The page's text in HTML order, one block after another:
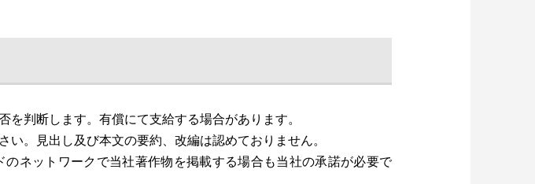
判断します。有償にて支給する場合があります。
。見出し及び本文の要約、改編は認めておりません。
ネットワークで当社著作物を掲載する場合も当社の承諾が必要で